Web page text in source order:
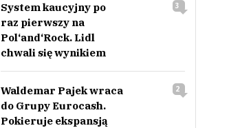
System kaucyjny po
raz pierwszy na
Pol‘and‘Rock. Lidl
chwali się wynikiem
3
Waldemar Pajek wraca
do Grupy Eurocash.
Pokieruje ekspansją
2